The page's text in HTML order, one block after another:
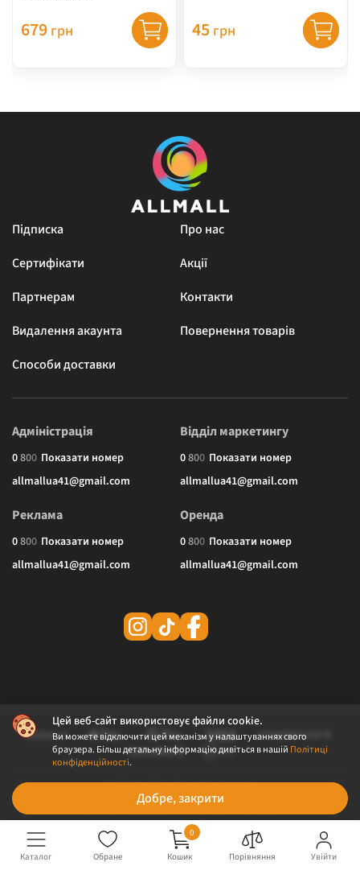
Каталог Обране
0
Кошик
Порівняння Увійти
679 грн 45 грн
Цей веб-сайт використовує файли cookie.
Ви можете відключити цей механізм у налаштуваннях свого
браузера. Більш детальну інформацію дивіться в нашій Політиці
конфіденційності.
Добре, закрити
Підписка
Про нас
Сертифікати
Акції
Партнерам
Контакти
Видалення акаунта
Повернення товарів
Способи доставки
Адміністрація
0800 Показати номер
allmallua41@gmail.com
Відділ маркетингу
0800 Показати номер
allmallua41@gmail.com
Реклама
0800 Показати номер
allmallua41@gmail.com
Оренда
0800 Показати номер
allmallua41@gmail.com
© 2026 ALLMALL. Всі права захищені.
Політика конфіденційності